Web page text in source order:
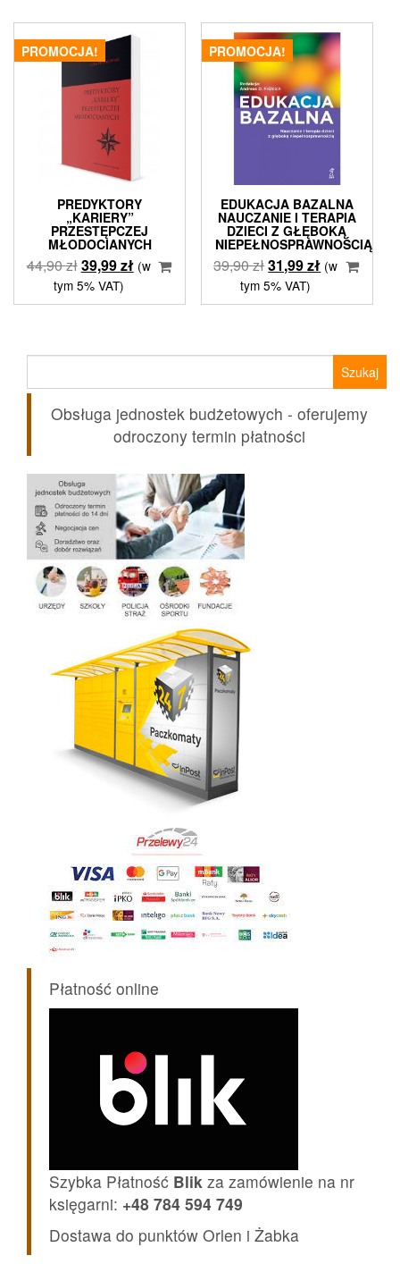
PROMOCJA!
PREDYKTORY
„KARIERY”
PRZESTĘPCZEJ
MŁODOCIANYCH
44,90złPierwotna
cena
wynosiła:
39,99złAktualna
wynosi:
(w
tym 5% VAT)
PROMOCJA!
EDUKACJA BAZALNA
NAUCZANIE I TERAPIA
DZIECI Z GŁĘBOKĄ
NIEPEŁNOSPRAWNOŚCIĄ
39,90złPierwotna
cena
wynosiła:
31,99złAktualna
wynosi:
(w
tym 5% VAT)
Obsługa jednostek budżetowych - oferujemy
odroczony termin płatności
Płatność online
Szybka Płatność Blik za zamówienie na nr
księgarni: +48 784 594 749
Dostawa do punktów Orlen i Żabka